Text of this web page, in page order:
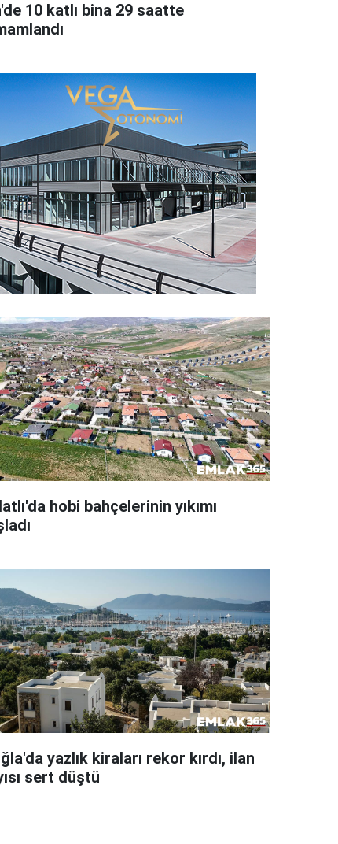
10 katlı bina 29 saatte
hobi bahçelerinin yıkımı
yazlık kiraları rekor kırdı, ilan
sert düştü